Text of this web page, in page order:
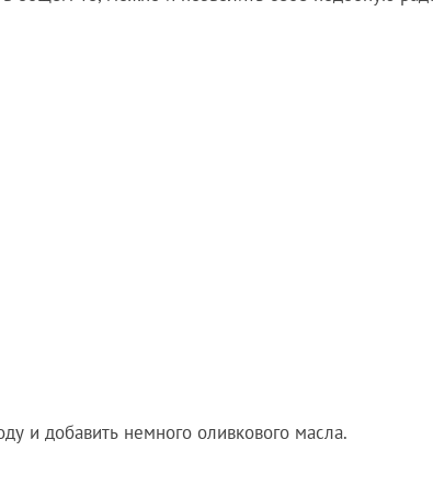
и добавить немного оливкового масла.